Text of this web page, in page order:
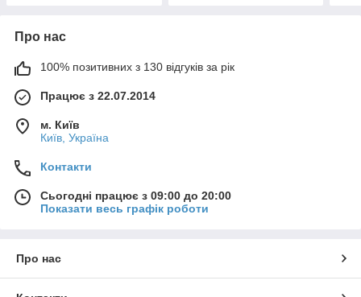
Про нас
100% позитивних з 130 відгуків за рік
Працює з 22.07.2014
м. Київ
Київ, Україна
Контакти
Сьогодні працює з 09:00 до 20:00
Показати весь графік роботи
Про нас